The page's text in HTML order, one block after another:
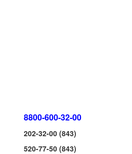
8800-600-32-00
202-32-00 (843)
520-77-50 (843)